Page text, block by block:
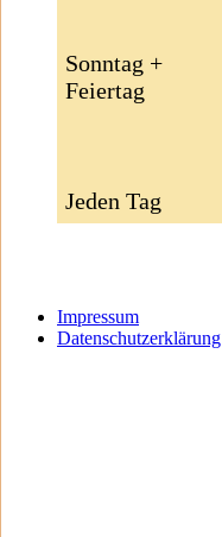
Sonntag +
Feiertag
Jeden Tag
Impressum
Datenschutzerklärung